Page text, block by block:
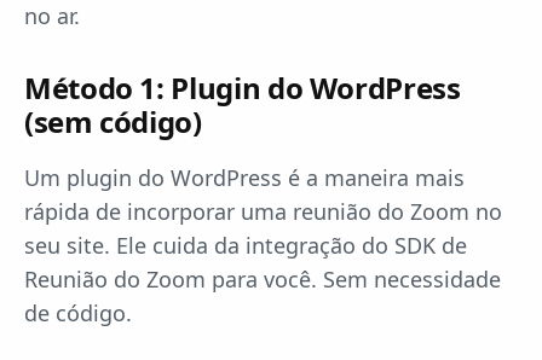
no ar.
Método 1: Plugin do WordPress
(sem código)
Um plugin do WordPress é a maneira mais
rápida de incorporar uma reunião do Zoom no
seu site. Ele cuida da integração do SDK de
Reunião do Zoom para você. Sem necessidade
de código.